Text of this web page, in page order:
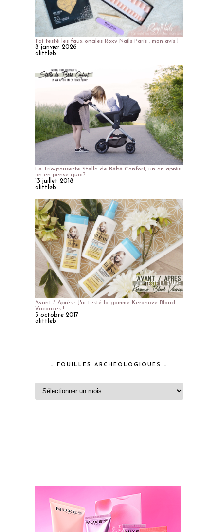
J'ai testé les faux ongles Roxy Nails Paris : mon avis !
8 janvier 2026
alittleb
Le Trio-pousette Stella de Bébé Confort, un an après
on en pense quoi?
13 juillet 2018
alittleb
Avant / Après : J'ai testé la gamme Keranove Blond
Vacances !
5 octobre 2017
alittleb
– FOUILLES ARCHEOLOGIQUES –